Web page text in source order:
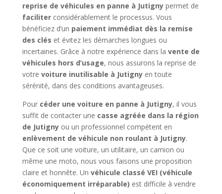
reprise de véhicules en panne à Jutignypermet de
faciliterconsidérablement le processus. Vous
bénéficiez d’un paiement immédiat dès la remise
des clés et évitez les démarches longues ou
incertaines. Grâce à notre expérience dans la vente de
véhicules hors d’usage, nous assurons la reprise de
votre voiture inutilisable à Jutignyen toute
sérénité, dans des conditions avantageuses.
Pour céder une voiture en panne à Jutigny, il vous
suffit de contacter une casse agréée dans la région
de Jutignyou un professionnel compétent en
enlèvement de véhicule non roulant à Jutigny.
Que ce soit une voiture, un utilitaire, un camion ou
même une moto, nous vous faisons une proposition
claire et honnête. Un véhicule classé VEI (véhicule
économiquement irréparable) est difficile à vendre